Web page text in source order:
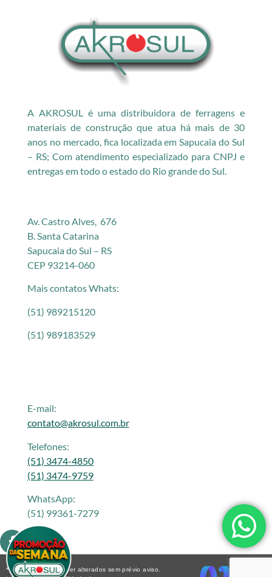
A AKROSUL é uma distribuidora de ferragens e
materiais de construção que atua há mais de 30
anos no mercado, fica localizada em Sapucaia do Sul
– RS; Com atendimento especializado para CNPJ e
entregas em todo o estado do Rio grande do Sul.
Av. Castro Alves, 676
B. Santa Catarina
Sapucaia do Sul – RS
CEP 93214-060
Mais contatos Whats:
(51) 989215120
(51) 989183529
E-mail:
contato@akrosul.com.br
Telefones:
(51) 3474-4850
(51) 3474-9759
WhatsApp:
(51) 99361-7279
* Os preços podem ser alterados sem prévio aviso.